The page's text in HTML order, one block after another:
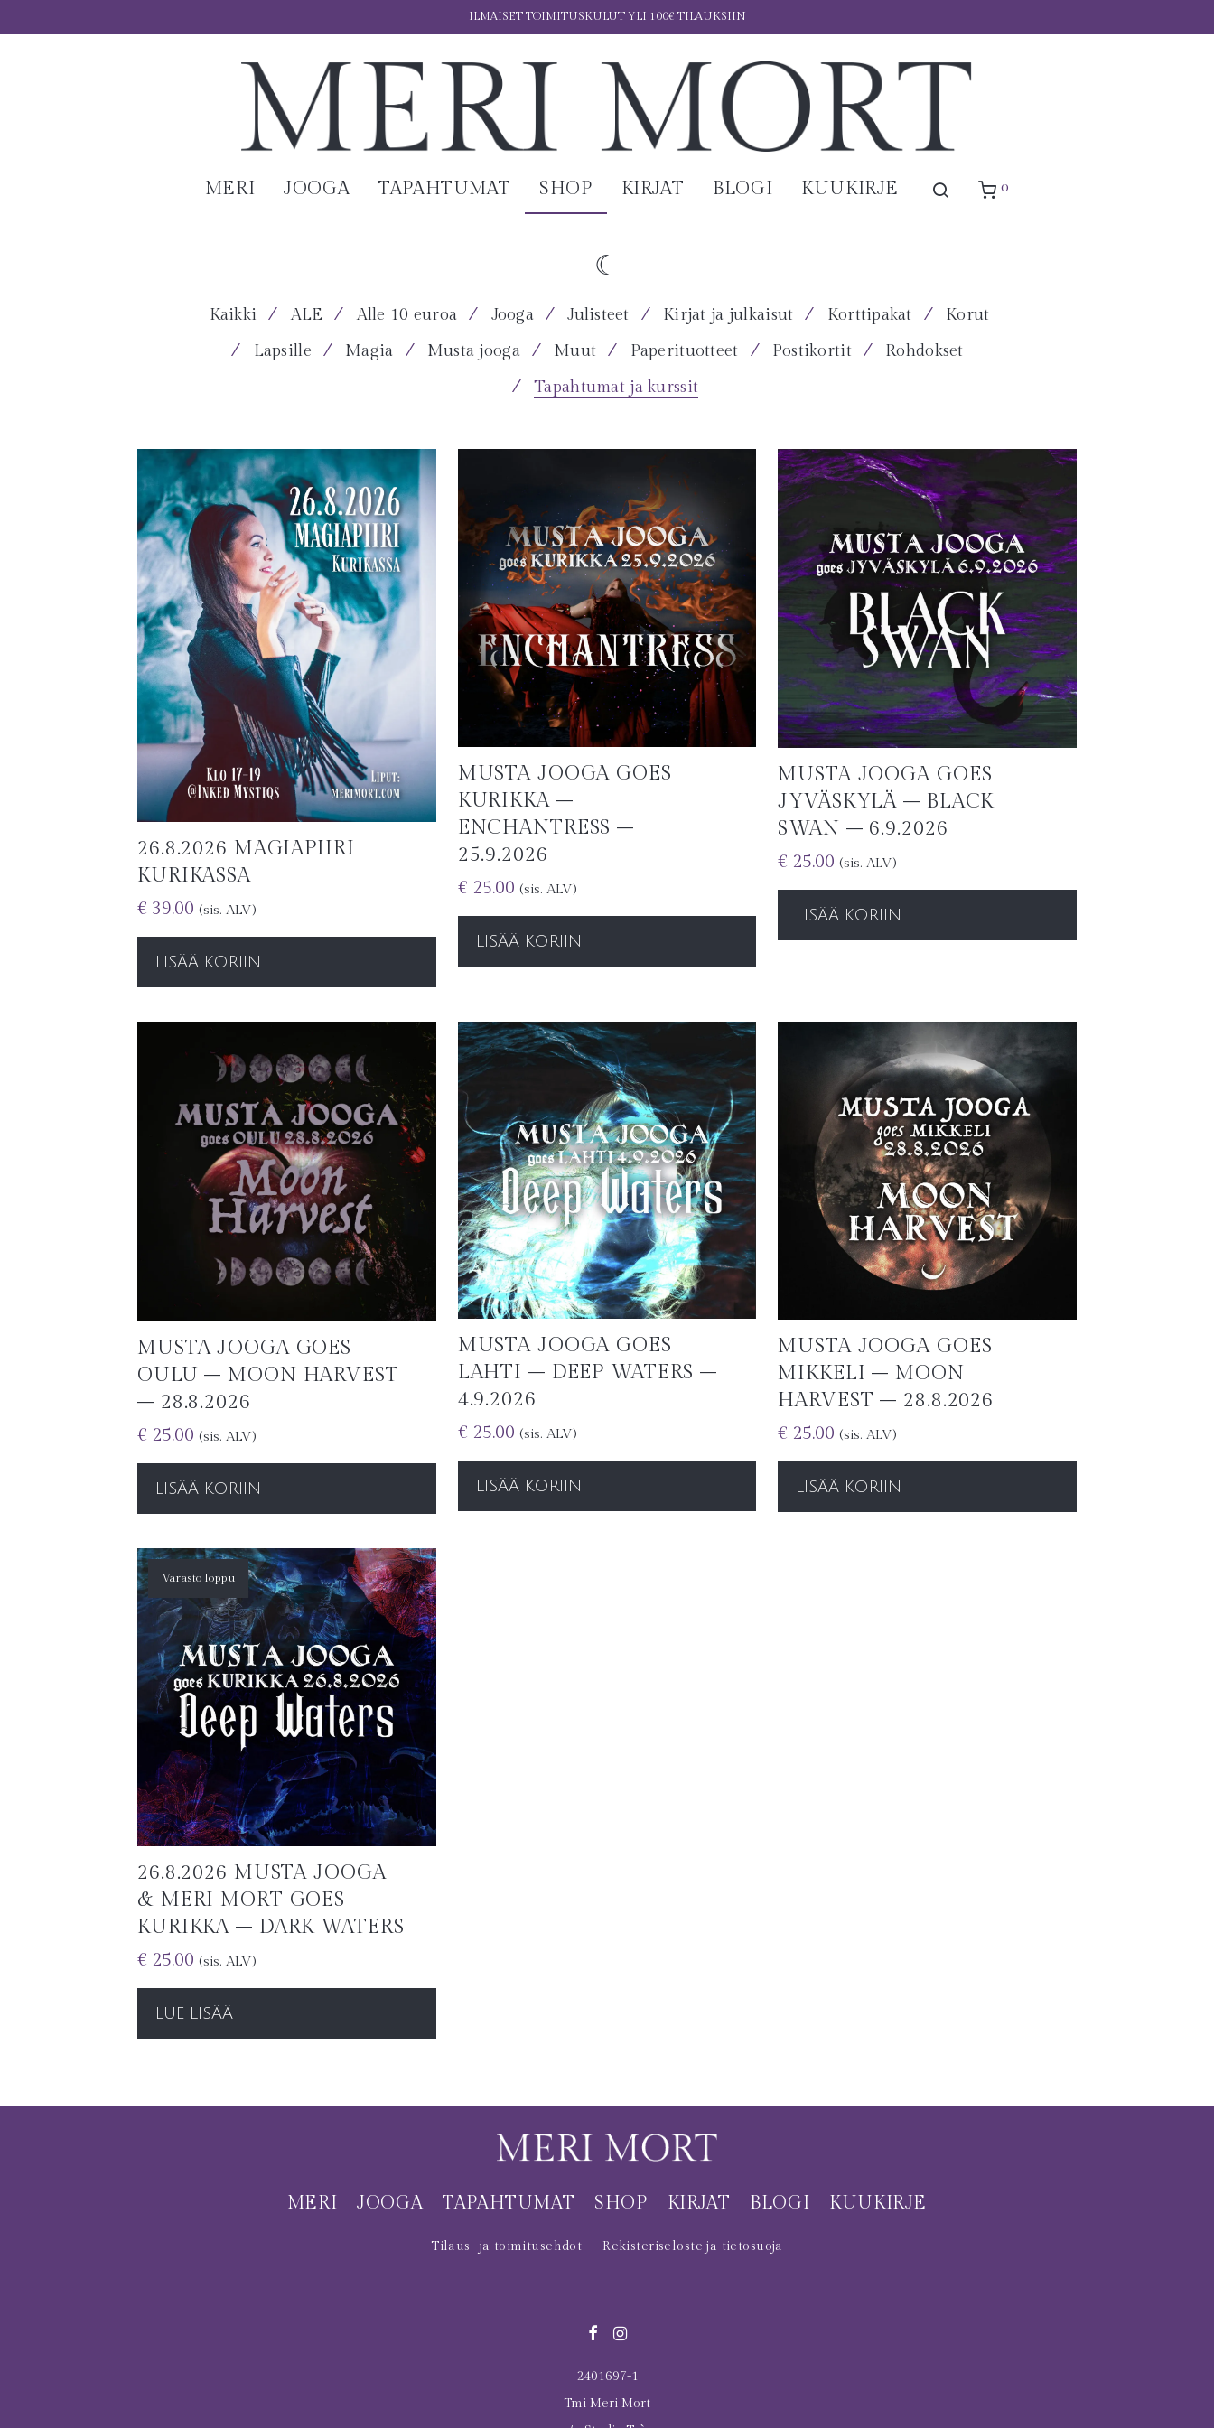
ILMAISET TOIMITUSKULUT YLI 100€ TILAUKSIIN
MERI JOOGA TAPAHTUMAT SHOP KIRJAT BLOGI KUUKIRJE 0
Kaikki ⁄ ALE ⁄ Alle 10 euroa ⁄ Jooga ⁄ Julisteet ⁄ Kirjat ja julkaisut ⁄ Korttipakat ⁄ Korut
⁄ Lapsille ⁄ Magia ⁄ Musta jooga ⁄ Muut ⁄ Paperituotteet ⁄ Postikortit ⁄ Rohdokset
⁄ Tapahtumat ja kurssit
26.8.2026 MAGIAPIIRI
KURIKASSA
€ 39.00 (sis. ALV)
LISÄÄ KORIIN
MUSTA JOOGA GOES
KURIKKA –
ENCHANTRESS –
25.9.2026
€ 25.00 (sis. ALV)
LISÄÄ KORIIN
MUSTA JOOGA GOES
JYVÄSKYLÄ – BLACK
SWAN – 6.9.2026
€ 25.00 (sis. ALV)
LISÄÄ KORIIN
MUSTA JOOGA GOES
OULU – MOON HARVEST
– 28.8.2026
€ 25.00 (sis. ALV)
LISÄÄ KORIIN
MUSTA JOOGA GOES
LAHTI – DEEP WATERS –
4.9.2026
€ 25.00 (sis. ALV)
LISÄÄ KORIIN
MUSTA JOOGA GOES
MIKKELI – MOON
HARVEST – 28.8.2026
€ 25.00 (sis. ALV)
LISÄÄ KORIIN
26.8.2026 MUSTA JOOGA
& MERI MORT GOES
KURIKKA – DARK WATERS
€ 25.00 (sis. ALV)
LUE LISÄÄ
MERI JOOGA TAPAHTUMAT SHOP KIRJAT BLOGI KUUKIRJE
Tilaus- ja toimitusehdot Rekisteriseloste ja tietosuoja
2401697-1
Tmi Meri Mort